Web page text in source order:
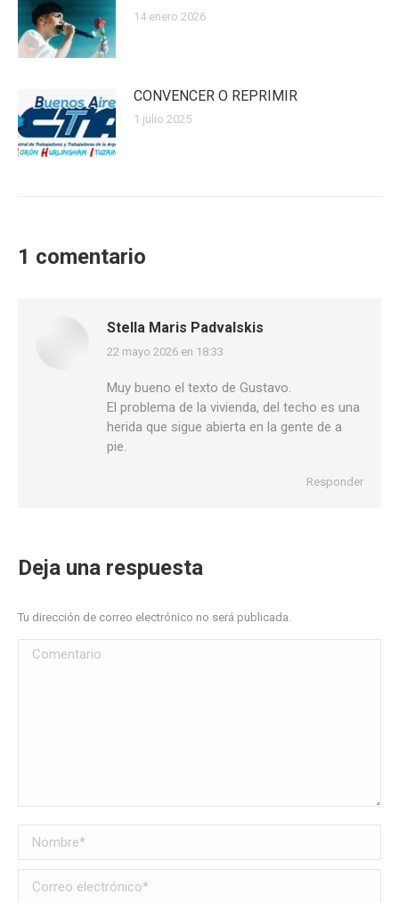
14 enero 2026
CONVENCER O REPRIMIR
1 julio 2025
1 comentario
Stella Maris Padvalskis
dice:
22 mayo 2026 en 18:33
Muy bueno el texto de Gustavo.
El problema de la vivienda, del techo es una
herida que sigue abierta en la gente de a
pie.
Responder
Deja una respuesta
Tu dirección de correo electrónico no será publicada.
Comentario
Nombre *
Correo electrónico *